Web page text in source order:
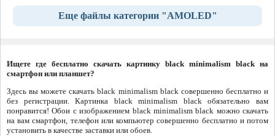
Еще файлы категории "AMOLED"
Ищете где бесплатно скачать картинку black minimalism black на
смартфон или планшет?
Здесь вы можете скачать black minimalism black совершенно бесплатно и
без регистрации. Картинка black minimalism black обязательно вам
понравится! Обои с изображением black minimalism black можно скачать
на вам смартфон, телефон или компьютер совершенно бесплатно и потом
установить в качестве заставки или обоев.